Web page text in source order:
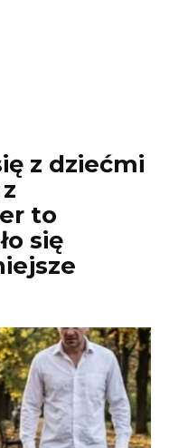
z dziećmi
to
się